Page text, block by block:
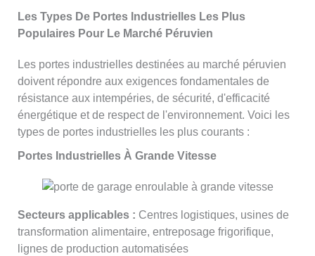
Les Types De Portes Industrielles Les Plus
Populaires Pour Le Marché Péruvien
Les portes industrielles destinées au marché péruvien
doivent répondre aux exigences fondamentales de
résistance aux intempéries, de sécurité, d'efficacité
énergétique et de respect de l'environnement. Voici les
types de portes industrielles les plus courants :
Portes Industrielles À Grande Vitesse
Secteurs applicables : Centres logistiques, usines de
transformation alimentaire, entreposage frigorifique,
lignes de production automatisées